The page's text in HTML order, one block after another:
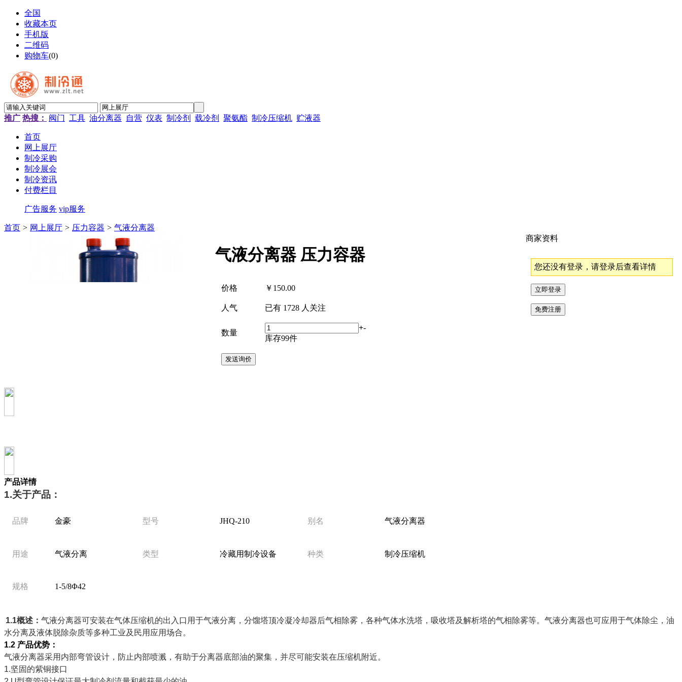
全国
收藏本页
手机版
二维码
购物车(0)
推广 热搜： 阀门 工具 油分离器 自营 仪表 制冷剂 载冷剂 聚氨酯 制冷压缩机 贮液器
首页
网上展厅
制冷采购
制冷展会
制冷资讯
付费栏目
广告服务 vip服务
首页 > 网上展厅 > 压力容器 > 气液分离器
气液分离器 压力容器
价格 ￥ 150.00
人气 已有 1728 人关注
数量
+-
库存99件
商家资料
您还没有登录，请登录后查看详情
产品详情
1.关于产品：
品牌 金豪 型号 JHQ-210 别名 气液分离器
用途 气液分离 类型 冷藏用制冷设备 种类 制冷压缩机
规格 1-5/8Φ42
1.1概述： 气液分离器可安装在气体压缩机的出入口用于气液分离，分馏塔顶冷凝冷却器后气相除雾，各种气体水洗塔，吸收塔及解析塔的气相除雾等。气液分离器也可应用于气体除尘，油
水分离及液体脱除杂质等多种工业及民用应用场合。
1.2 产品优势：
气液分离器采用内部弯管设计，防止内部喷溅，有助于分离器底部油的聚集，并尽可能安装在压缩机附近。
1.坚固的紫铜接口